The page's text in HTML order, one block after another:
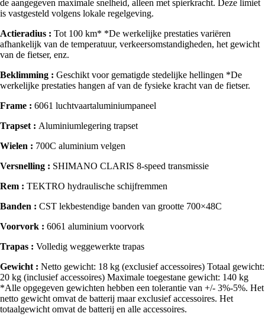
de aangegeven maximale snelheid, alleen met spierkracht. Deze limiet
is vastgesteld volgens lokale regelgeving.
Actieradius : Tot 100 km* *De werkelijke prestaties variëren
afhankelijk van de temperatuur, verkeersomstandigheden, het gewicht
van de fietser, enz.
Beklimming : Geschikt voor gematigde stedelijke hellingen *De
werkelijke prestaties hangen af van de fysieke kracht van de fietser.
Frame : 6061 luchtvaartaluminiumpaneel
Trapset : Aluminiumlegering trapset
Wielen : 700C aluminium velgen
Versnelling : SHIMANO CLARIS 8-speed transmissie
Rem : TEKTRO hydraulische schijfremmen
Banden : CST lekbestendige banden van grootte 700×48C
Voorvork : 6061 aluminium voorvork
Trapas : Volledig weggewerkte trapas
Gewicht : Netto gewicht: 18 kg (exclusief accessoires) Totaal gewicht:
20 kg (inclusief accessoires) Maximale toegestane gewicht: 140 kg
*Alle opgegeven gewichten hebben een tolerantie van +/- 3%-5%. Het
netto gewicht omvat de batterij maar exclusief accessoires. Het
totaalgewicht omvat de batterij en alle accessoires.